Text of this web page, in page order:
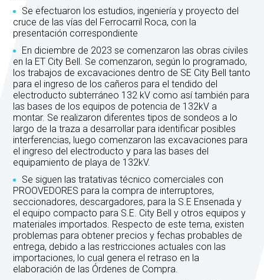
Se efectuaron los estudios, ingeniería y proyecto del
cruce de las vías del Ferrocarril Roca, con la
presentación correspondiente
En diciembre de 2023 se comenzaron las obras civiles
en la ET City Bell. Se comenzaron, según lo programado,
los trabajos de excavaciones dentro de SE City Bell tanto
para el ingreso de los cañeros para el tendido del
electroducto subterráneo 132 kV como así también para
las bases de los equipos de potencia de 132kV a
montar. Se realizaron diferentes tipos de sondeos a lo
largo de la traza a desarrollar para identificar posibles
interferencias, luego comenzaron las excavaciones para
el ingreso del electroducto y para las bases del
equipamiento de playa de 132kV.
Se siguen las tratativas técnico comerciales con
PROOVEDORES para la compra de interruptores,
seccionadores, descargadores, para la S.E Ensenada y
el equipo compacto para S.E. City Bell y otros equipos y
materiales importados. Respecto de este tema, existen
problemas para obtener precios y fechas probables de
entrega, debido a las restricciones actuales con las
importaciones, lo cual genera el retraso en la
elaboración de las Órdenes de Compra.